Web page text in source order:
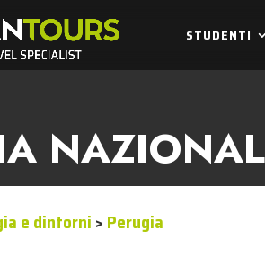
STUDENTI
e dintorni > Perugia